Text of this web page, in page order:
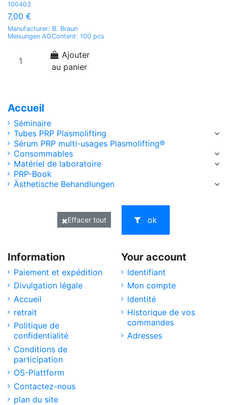
100403
7,00 €
Manufacturer: B. Braun
Melsungen AGContent: 100 pcs
Ajouter
au panier
Accueil
Séminaire
Tubes PRP Plasmolifting
Sérum PRP multi-usages Plasmolifting®
Consommables
Matériel de laboratoire
PRP-Book
Ästhetische Behandlungen
Effacer tout ok
Information
Paiement et expédition
Divulgation légale
Accueil
retrait
Politique de
confidentialité
Conditions de
participation
OS-Plattform
Contactez-nous
plan du site
Your account
Identifiant
Mon compte
Identité
Historique de vos
commandes
Adresses